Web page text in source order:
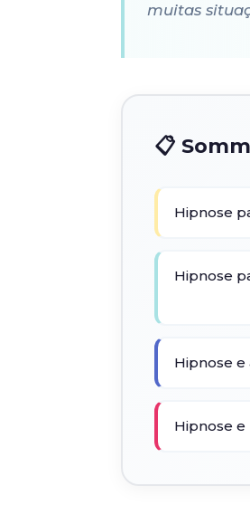
muitas
📋
Hipnose
Hipnose
Hipnose e
Hipnose